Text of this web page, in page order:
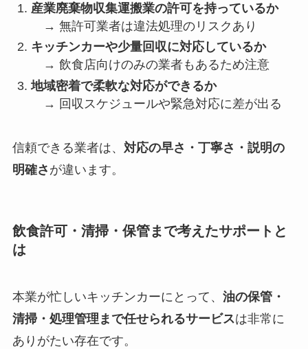
産業廃棄物収集運搬業の許可を持っているか
→ 無許可業者は違法処理のリスクあり
キッチンカーや少量回収に対応しているか
→ 飲食店向けのみの業者もあるため注意
地域密着で柔軟な対応ができるか
→ 回収スケジュールや緊急対応に差が出る
信頼できる業者は、 対応の早さ・丁寧さ・説明の
明確さ が違います。
飲食許可・清掃・保管まで考えたサポートと
は
本業が忙しいキッチンカーにとって、 油の保管・
清掃・処理管理まで任せられるサービスは非常に
ありがたい存在です。